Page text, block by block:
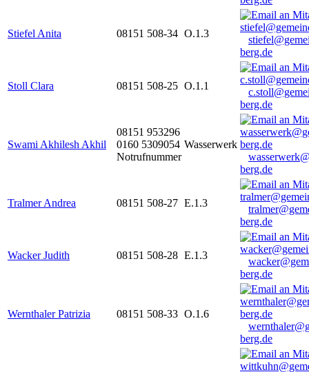
Stiefel Anita 08151 508-34 O.1.3
berg.de
Stoll Clara 08151 508-25 O.1.1
berg.de
Swami Akhilesh Akhil
08151 953296
0160 5309054
Notrufnummer
Wasserwerk
berg.de
Tralmer Andrea 08151 508-27 E.1.3
berg.de
Wacker Judith 08151 508-28 E.1.3
berg.de
Wernthaler Patrizia 08151 508-33 O.1.6
berg.de